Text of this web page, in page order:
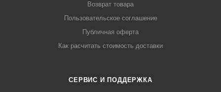
Возврат товара
Пользовательское соглашение
Публичная оферта
Как расчитать стоимость доставки
СЕРВИС И ПОДДЕРЖКА